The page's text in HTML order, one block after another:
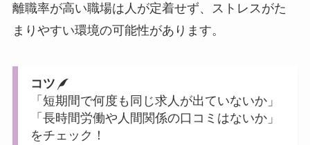
離職率が高い職場は人が定着せず、ストレスがた
まりやすい環境の可能性があります。
コツ
「短期間で何度も同じ求人が出ていないか」
「長時間労働や人間関係の口コミはないか」
をチェック！